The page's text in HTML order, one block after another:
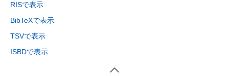
RISで表示
BibTeXで表示
TSVで表示
ISBDで表示